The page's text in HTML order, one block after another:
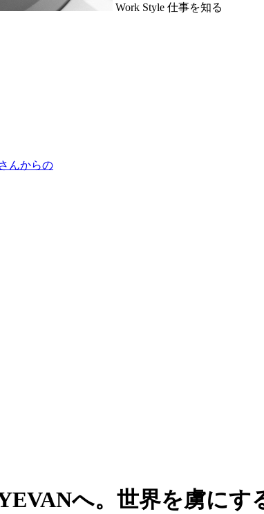
Work Style 仕事を知る
んからの
へ。世界を虜に